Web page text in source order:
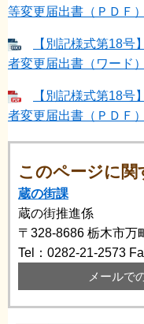
等変更届出書（ＰＤＦ
【別記様式第18
者変更届出書（ワード
【別記様式第18
者変更届出書（ＰＤＦ
このページに
蔵の街課
蔵の街推進係
〒328-8686 栃木市
Tel：0282-21-2573
メールで